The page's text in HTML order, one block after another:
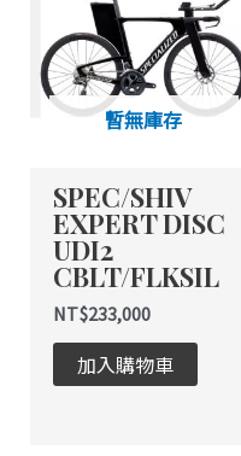
暫無庫存
SPEC/SHIV
EXPERT DISC
UDI2
CBLT/FLKSIL
NT$233,000
加入購物車